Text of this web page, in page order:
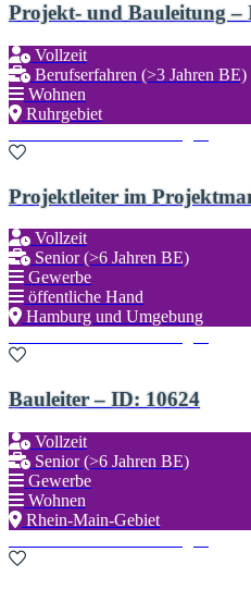
Projekt- und Bauleitung –
Vollzeit
Berufserfahren (>3 Jahren BE)
Wohnen
Ruhrgebiet
Projektleiter im
Vollzeit
Senior (>6 Jahren BE)
Gewerbe
öffentliche Hand
Hamburg und Umgebung
Bauleiter – ID: 10624
Vollzeit
Senior (>6 Jahren BE)
Gewerbe
Wohnen
Rhein-Main-Gebiet